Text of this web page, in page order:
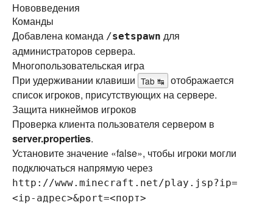
Нововведения
Команды
Добавлена команда /setspawn для
администраторов сервера.
Многопользовательская игра
При удерживании клавиши Tab ↹ отображается
список игроков, присутствующих на сервере.
Защита никнеймов игроков
Проверка клиента пользователя сервером в
server.properties.
Установите значение «false», чтобы игроки могли
подключаться напрямую через
http://www.minecraft.net/play.jsp?ip=
<ip-адрес>&port=<порт>